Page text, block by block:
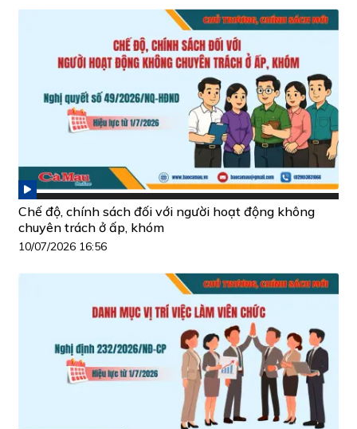
Chế độ, chính sách đối với người hoạt động không
chuyên trách ở ấp, khóm
10/07/2026 16:56